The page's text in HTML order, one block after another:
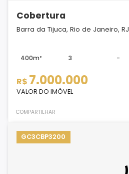
Cobertura
Barra da Tijuca, Rio de Janeiro, RJ
400m² 3 -
R$ 7.000.000
VALOR DO IMÓVEL
COMPARTILHAR
GC3CBP3200